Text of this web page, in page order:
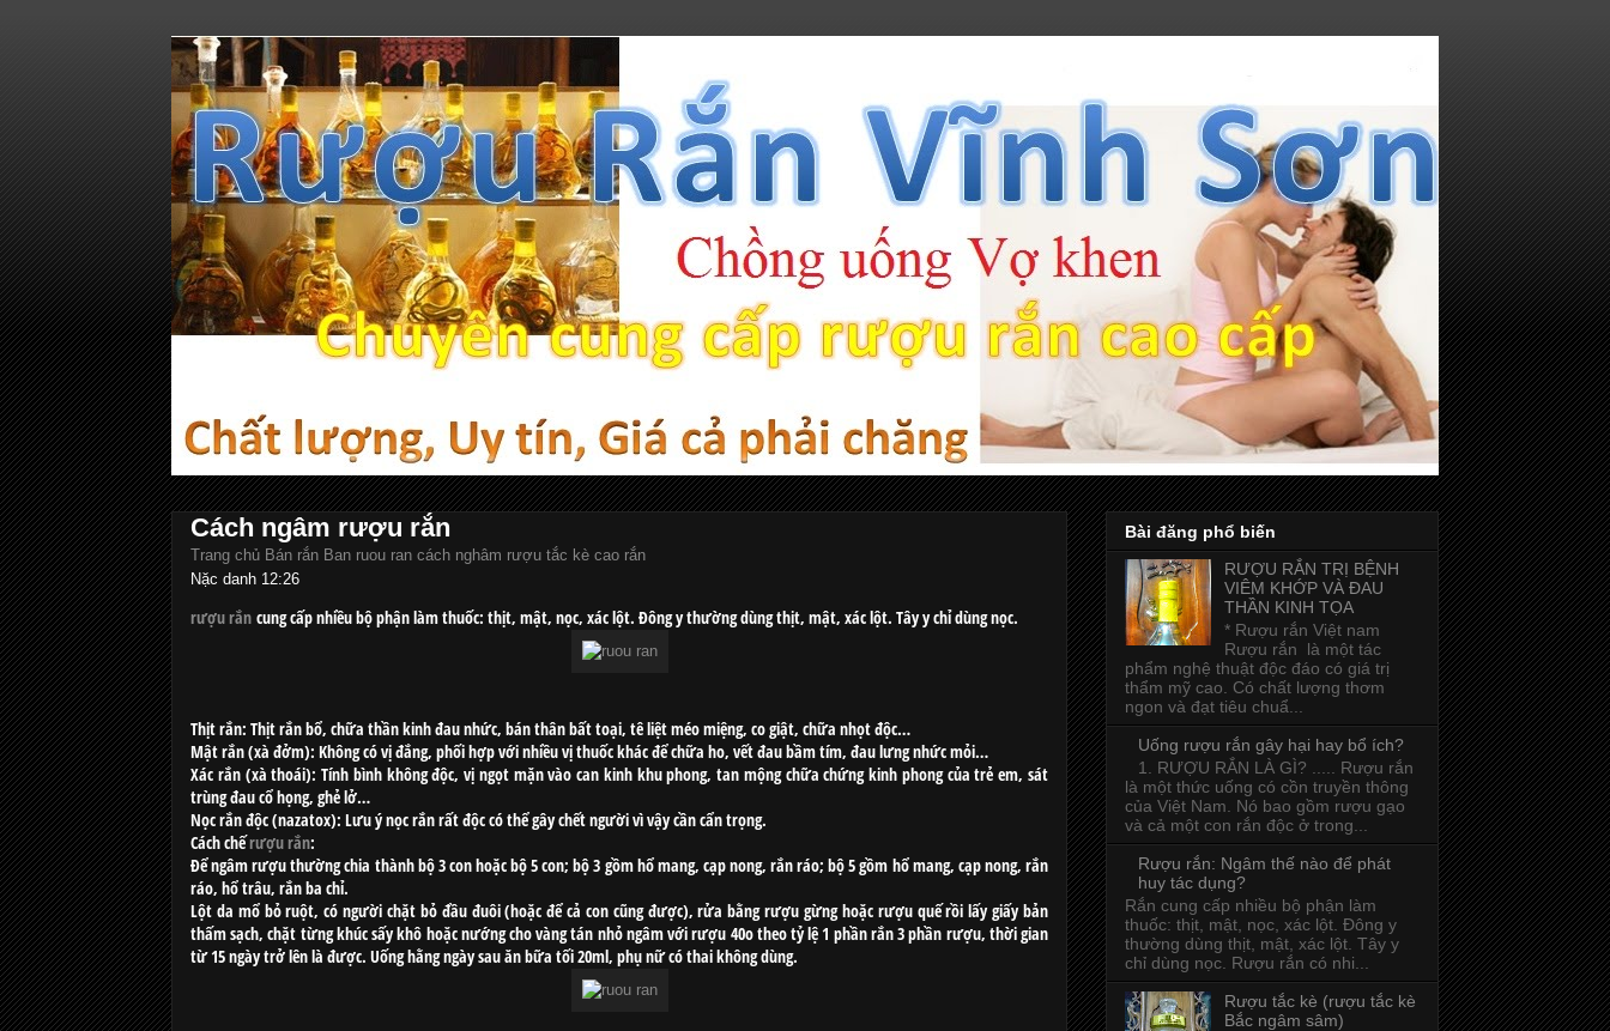
Cách ngâm rượu rắn
Trang chủ Bán rắn Ban ruou ran cách nghâm rượu tắc kè cao rắn
Nặc danh 12:26
rượu rắn cung cấp nhiều bộ phận làm thuốc: thịt, mật, nọc, xác lột. Đông y thường dùng thịt, mật, xác lột. Tây y chỉ dùng nọc.
Thịt rắn: Thịt rắn bổ, chữa thần kinh đau nhức, bán thân bất toại, tê liệt méo miệng, co giật, chữa nhọt độc…
Mật rắn (xà đởm): Không có vị đắng, phối hợp với nhiều vị thuốc khác để chữa ho, vết đau bầm tím, đau lưng nhức mỏi…
Xác rắn (xà thoái): Tính bình không độc, vị ngọt mặn vào can kinh khu phong, tan mộng chữa chứng kinh phong của trẻ em, sát
trùng đau cổ họng, ghẻ lở…
Nọc rắn độc (nazatox): Lưu ý nọc rắn rất độc có thể gây chết người vì vậy cần cẩn trọng.
Cách chếrượu rắn:
Để ngâm rượu thường chia thành bộ 3 con hoặc bộ 5 con; bộ 3 gồm hổ mang, cạp nong, rắn ráo; bộ 5 gồm hổ mang, cạp nong, rắn
ráo, hổ trâu, rắn ba chỉ.
Lột da mổ bỏ ruột, có người chặt bỏ đầu đuôi (hoặc để cả con cũng được), rửa bằng rượu gừng hoặc rượu quế rồi lấy giấy bản
thấm sạch, chặt từng khúc sấy khô hoặc nướng cho vàng tán nhỏ ngâm với rượu 40o theo tỷ lệ 1 phần rắn 3 phần rượu, thời gian
từ 15 ngày trở lên là được. Uống hằng ngày sau ăn bữa tối 20ml, phụ nữ có thai không dùng.
Bài đăng phổ biến
RƯỢU RẮN TRỊ BỆNH
VIÊM KHỚP VÀ ĐAU
THẦN KINH TỌA
* Rượu rắn Việt nam
Rượu rắn là một tác
phẩm nghệ thuật độc đáo có giá trị
thẩm mỹ cao. Có chất lượng thơm
ngon và đạt tiêu chuẩ...
Uống rượu rắn gây hại hay bổ ích?
1. RƯỢU RẮN LÀ GÌ? ..... Rượu rắn
là một thức uống có cồn truyền thông
của Việt Nam. Nó bao gồm rượu gạo
và cả một con rắn độc ở trong...
Rượu rắn: Ngâm thế nào để phát
huy tác dụng?
Rắn cung cấp nhiều bộ phận làm
thuốc: thịt, mật, nọc, xác lột. Đông y
thường dùng thịt, mật, xác lột. Tây y
chỉ dùng nọc. Rượu rắn có nhi...
Rượu tắc kè (rượu tắc kè
Bắc ngâm sâm)